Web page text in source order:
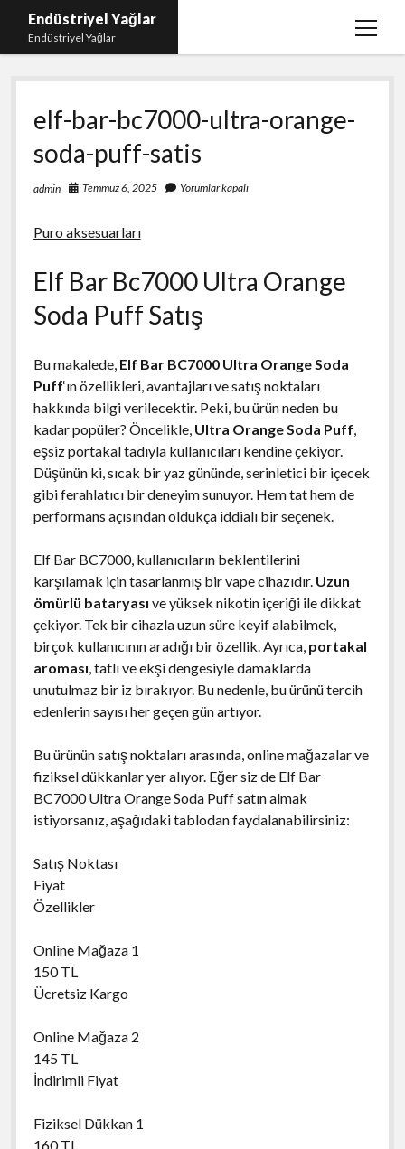
Endüstriyel Yağlar
Endüstriyel Yağlar
menüyü
Igtv Yorum Hilesi Ücretsiz
Instagram Gizli Hesap Görme Uygulamasız
Linkedin Beğeni Yükleme
Liste
elf-bar-bc7000-ultra-orange-
soda-puff-satis
admin Temmuz 6, 2025 Yorumlar kapalı
Puro aksesuarları
Elf Bar Bc7000 Ultra Orange
Soda Puff Satış
Bu makalede, Elf Bar BC7000 Ultra Orange Soda
Puff‘ın özellikleri, avantajları ve satış noktaları
hakkında bilgi verilecektir. Peki, bu ürün neden bu
kadar popüler? Öncelikle, Ultra Orange Soda Puff,
eşsiz portakal tadıyla kullanıcıları kendine çekiyor.
Düşünün ki, sıcak bir yaz gününde, serinletici bir içecek
gibi ferahlatıcı bir deneyim sunuyor. Hem tat hem de
performans açısından oldukça iddialı bir seçenek.
Elf Bar BC7000, kullanıcıların beklentilerini
karşılamak için tasarlanmış bir vape cihazıdır. Uzun
ömürlü bataryası ve yüksek nikotin içeriği ile dikkat
çekiyor. Tek bir cihazla uzun süre keyif alabilmek,
birçok kullanıcının aradığı bir özellik. Ayrıca, portakal
aroması, tatlı ve ekşi dengesiyle damaklarda
unutulmaz bir iz bırakıyor. Bu nedenle, bu ürünü tercih
edenlerin sayısı her geçen gün artıyor.
Bu ürünün satış noktaları arasında, online mağazalar ve
fiziksel dükkanlar yer alıyor. Eğer siz de Elf Bar
BC7000 Ultra Orange Soda Puff satın almak
istiyorsanız, aşağıdaki tablodan faydalanabilirsiniz:
Satış Noktası
Fiyat
Özellikler
Online Mağaza 1
150 TL
Ücretsiz Kargo
Online Mağaza 2
145 TL
İndirimli Fiyat
Fiziksel Dükkan 1
160 TL